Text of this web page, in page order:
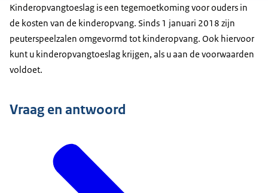
Kinderopvangtoeslag is een tegemoetkoming voor ouders in
de kosten van de kinderopvang. Sinds 1 januari 2018 zijn
peuterspeelzalen omgevormd tot kinderopvang. Ook hiervoor
kunt u kinderopvangtoeslag krijgen, als u aan de voorwaarden
voldoet.
Vraag en antwoord